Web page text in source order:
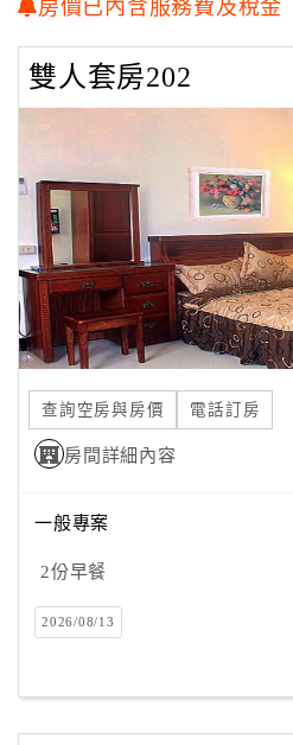
務
客
滿
意
度
訂
單
管
理
員
戶
客
服
房價已內含服務費及稅金
雙人套房202
查詢空房與房價 電話訂房
房間詳細內容
一般專案
2份早餐
2026/08/13